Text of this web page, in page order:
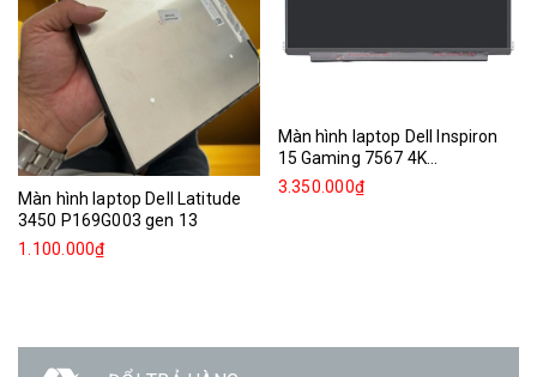
Màn hình laptop Dell Latitude
3450 P169G003 gen 13
1.100.000₫
Màn hình laptop Dell Inspiron
15 Gaming 7567 4K...
3.350.000₫